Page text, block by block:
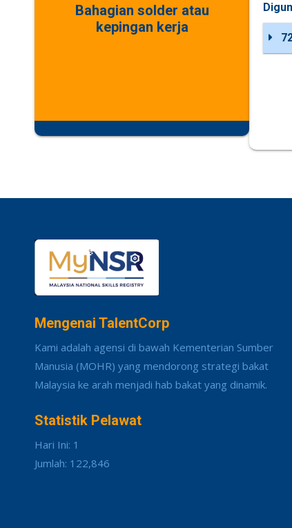
Bahagian solder atau
kepingan kerja
Mengenai TalentCorp
Kami adalah agensi di bawah Kementerian Sumber
Manusia (MOHR) yang mendorong strategi bakat
Malaysia ke arah menjadi hab bakat yang dinamik.
Statistik Pelawat
Hari Ini: 1
Jumlah: 122,846